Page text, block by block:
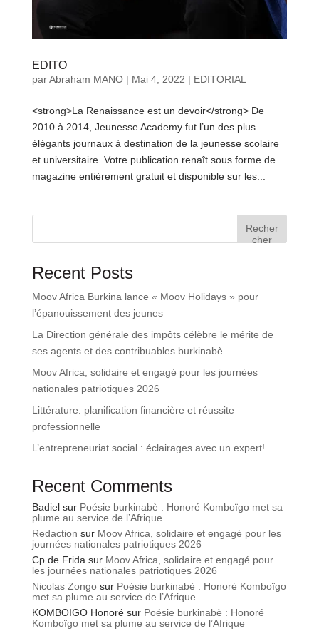
EDITO
parAbraham MANO| Mai 4, 2022 | EDITORIAL
<strong>La Renaissance est un devoir</strong> De
2010 à 2014, Jeunesse Academy fut l’un des plus
élégants journaux à destination de la jeunesse scolaire
et universitaire. Votre publication renaît sous forme de
magazine entièrement gratuit et disponible sur les...
Recher
cher
Recent Posts
Moov Africa Burkina lance « Moov Holidays » pour
l’épanouissement des jeunes
La Direction générale des impôts célèbre le mérite de
ses agents et des contribuables burkinabè
Moov Africa, solidaire et engagé pour les journées
nationales patriotiques 2026
Littérature: planification financière et réussite
professionnelle
L’entrepreneuriat social : éclairages avec un expert!
Recent Comments
Badielsur Poésie burkinabè : Honoré Komboïgo met sa
plume au service de l’Afrique
Redaction sur Moov Africa, solidaire et engagé pour les
journées nationales patriotiques 2026
Cp de Frida sur Moov Africa, solidaire et engagé pour
les journées nationales patriotiques 2026
Nicolas Zongosur Poésie burkinabè : Honoré Komboïgo
met sa plume au service de l’Afrique
KOMBOIGO Honorésur Poésie burkinabè : Honoré
Komboïgo met sa plume au service de l’Afrique